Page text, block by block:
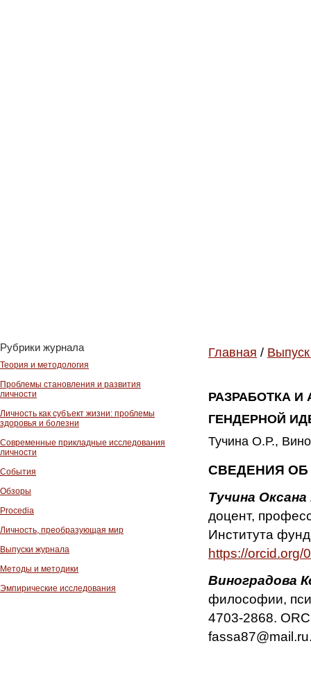
Рубрики журнала
Теория и методология
Проблемы становления и развития
личности
Личность как субъект жизни: проблемы
здоровья и болезни
Современные прикладные исследования
личности
События
Обзоры
Procedia
Личность, преобразующая мир
Выпуски журнала
Методы и методики
Эмпирические исследования
Главная /
РАЗРАБОТКА
ГЕНДЕРНОЙ
Тучина О.Р.,
СВЕДЕНИЯ ОБ
Тучина
доцент,
Института
https://orcid.org/
Виноградова
философии,
4703-2868.